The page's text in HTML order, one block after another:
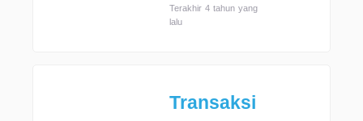
Terakhir 4 tahun yang
lalu
Transaksi